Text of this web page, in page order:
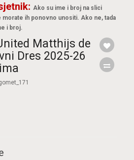
Ako su ime i broj na slici
morate ih ponovno unositi. Ako ne, tada
i broj.
Matthijs de
Dres 2025-26